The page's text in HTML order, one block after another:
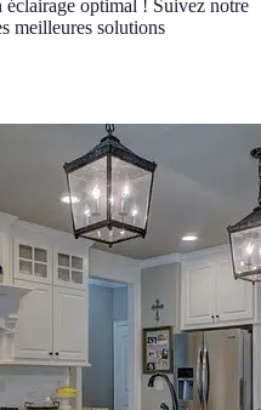
optimal ! Suivez notre
meilleures solutions